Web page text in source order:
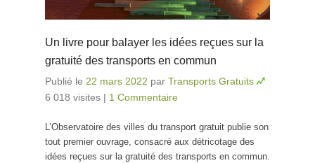
Un livre pour balayer les idées reçues sur la
gratuité des transports en commun
Publié le 22 mars 2022 par Transports Gratuits
6 018 visites | 1 Commentaire
L’Observatoire des villes du transport gratuit publie son
tout premier ouvrage, consacré aux détricotage des
idées reçues sur la gratuité des transports en commun.